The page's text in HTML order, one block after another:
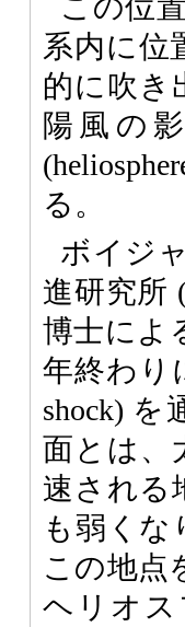
系内に位
的に吹き
陽風の
る。
ボイジ
進研究所
博士によ
年終わり
shock)
面とは、
速される
も弱くな
この地点
ヘリオ